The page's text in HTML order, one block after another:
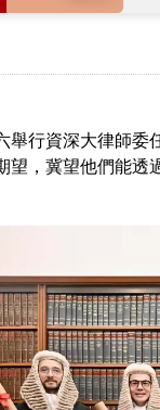
舉行資深大律師委
望，冀望他們能透